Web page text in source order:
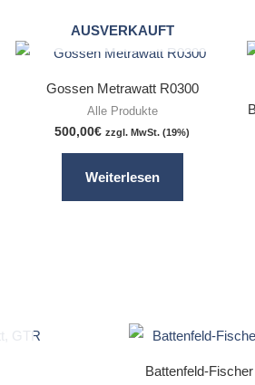
AUSVERKAUFT
Gossen Metrawatt R0300
Alle Produkte
500,00€ zzgl. MwSt. (19%)
Weiterlesen
Battenfeld-